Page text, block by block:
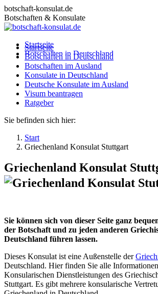
Zum
Inhalt
springen
botschaft-konsulat.de
Botschaften & Konsulate
Startseite
Botschaften in Deutschland
Botschaften im Ausland
Konsulate in Deutschland
Deutsche Konsulate im Ausland
Visum beantragen
Ratgeber
Startseite
Botschaften in Deutschland
Botschaften im Ausland
Konsulate in Deutschland
Deutsche Konsulate im Ausland
Visum beantragen
Ratgeber
Sie befinden sich hier:
Start
Griechenland Konsulat Stuttgart
Griechenland Konsulat
Sie können sich von dieser Seite ganz
der Botschaft und zu jeden anderen
Deutschland führen lassen.
Dieses Konsulat ist eine Außenstelle der
Deutschland. Hier finden Sie alle
Konsularischen Dienstleistungen des
Stuttgart. Es gibt mehrere konsularische